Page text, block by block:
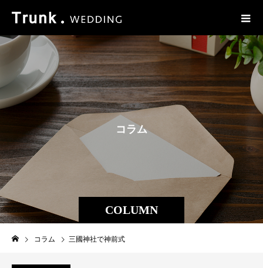
COLUMN
コ ラム
コラム 三國神社で神前式